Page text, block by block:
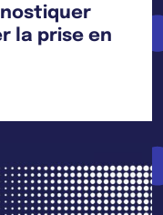
la prise en